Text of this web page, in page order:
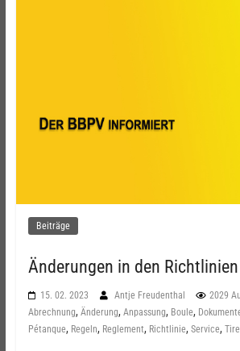
Beiträge
Änderungen in den Richtlinien
15. 02. 2023 Antje Freudenthal
2029
Abrechnung, Änderung, Anpassung, Boule,
Pétanque, Regeln, Reglement, Richtlinie, Service,